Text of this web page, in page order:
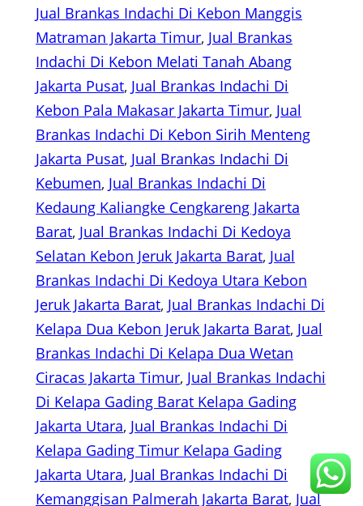
Jual Brankas Indachi Di Kebon Manggis
Matraman Jakarta Timur, Jual Brankas
Indachi Di Kebon Melati Tanah Abang
Jakarta Pusat, Jual Brankas Indachi Di
Kebon Pala Makasar Jakarta Timur, Jual
Brankas Indachi Di Kebon Sirih Menteng
Jakarta Pusat, Jual Brankas Indachi Di
Kebumen, Jual Brankas Indachi Di
Kedaung Kaliangke Cengkareng Jakarta
Barat, Jual Brankas Indachi Di Kedoya
Selatan Kebon Jeruk Jakarta Barat, Jual
Brankas Indachi Di Kedoya Utara Kebon
Jeruk Jakarta Barat, Jual Brankas Indachi Di
Kelapa Dua Kebon Jeruk Jakarta Barat, Jual
Brankas Indachi Di Kelapa Dua Wetan
Ciracas Jakarta Timur, Jual Brankas Indachi
Di Kelapa Gading Barat Kelapa Gading
Jakarta Utara, Jual Brankas Indachi Di
Kelapa Gading Timur Kelapa Gading
Jakarta Utara, Jual Brankas Indachi Di
Kemanggisan Palmerah Jakarta Barat, Jual